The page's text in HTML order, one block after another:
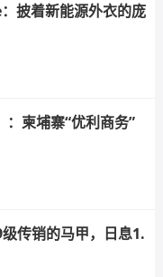
披着新能源外衣的庞
柬埔寨“优利商务”
传销的马甲，日息1.